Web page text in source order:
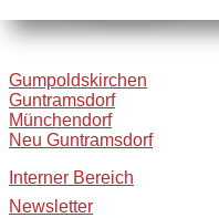
Gumpoldskirchen
Guntramsdorf
Münchendorf
Neu Guntramsdorf
Interner Bereich
Newsletter